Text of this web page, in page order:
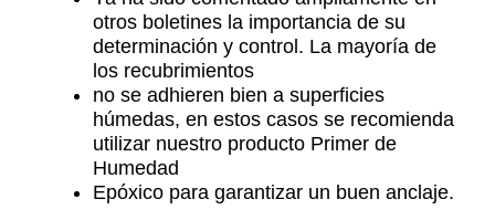
otros boletines la importancia de su
determinación y control. La mayoría de
los recubrimientos
no se adhieren bien a superficies
húmedas, en estos casos se recomienda
utilizar nuestro producto Primer de
Humedad
Epóxico para garantizar un buen anclaje.